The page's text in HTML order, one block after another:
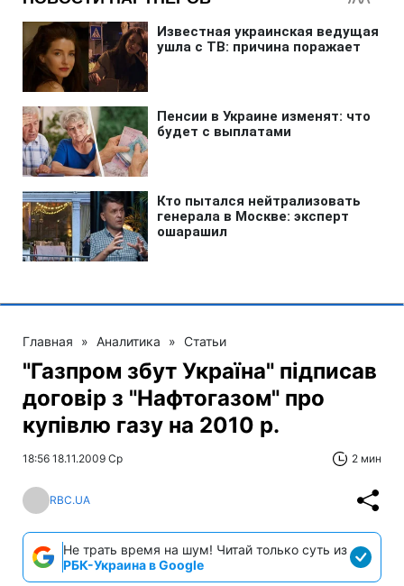
Главная » Аналитика » Статьи
"Газпром збут Україна" підписав
договір з "Нафтогазом" про
купівлю газу на 2010 р.
18:56 18.11.2009 Ср 2 мин
RBC.UA
Не трать время на шум! Читай только суть из
РБК-Украина в Google